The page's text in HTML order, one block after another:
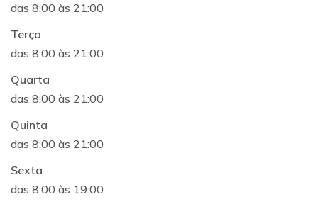
das 8:00 às 21:00
Terça
:
das 8:00 às 21:00
Quarta
:
das 8:00 às 21:00
Quinta
:
das 8:00 às 21:00
Sexta
:
das 8:00 às 19:00